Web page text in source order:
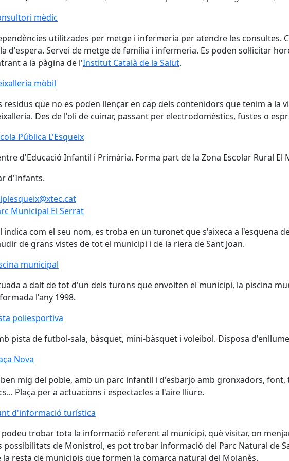
mèdic
mèdic
utilitzades per metge i infermeria per atendre les consultes.
d'espera. Servei de metge de família i infermeria. Es poden sol·licitar
a la pàgina de l'Institut Català de la Salut.
mòbil
mòbil
residus que no es poden llençar en cap dels contenidors que tenim a la
Des de l'oli de cuinar, passant per electrodomèstics, fustes o
Pública L'Esqueix
Pública L'Esqueix
d'Educació Infantil i Primària. Forma part de la Zona Escolar Rural El
d'Infants.
Municipal El Serrat
Municipal El Serrat
indica com el seu nom, es troba en un turonet que s'aixeca a l'esquena
de grans vistes de tot el municipi i de la riera de Sant Joan.
municipal
municipal
a dalt de tot d'un dels turons que envolten el municipi, la piscina
l'any 1998.
poliesportiva
poliesportiva
pista de futbol-sala, bàsquet, mini-bàsquet i voleibol. Disposa
Nova
Nova
mig del poble, amb un parc infantil i d'esbarjo amb gronxadors,
Plaça per a actuacions i espectacles a l'aire lliure.
d'informació turística
d'informació turística
podeu trobar tota la informació referent al municipi, què visitar, on
possibilitats de Monistrol, es pot trobar informació del Parc Natural de
la resta de municipis que formen la comarca natural del Moianès.